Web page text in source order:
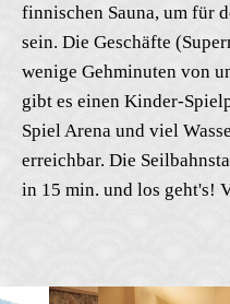
finnischen Sauna, um für
sein. Die Geschäfte
wenige Gehminuten von
gibt es einen Kinder-
Spiel Arena und viel
erreichbar. Die
in 15 min. und los geht's!